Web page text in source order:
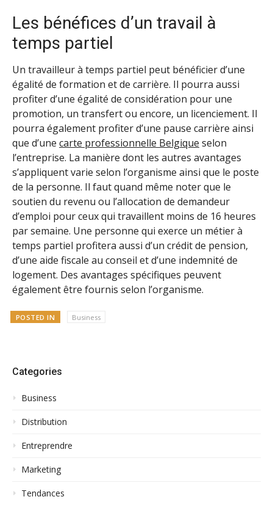
Les bénéfices d’un travail à
temps partiel
Un travailleur à temps partiel peut bénéficier d’une
égalité de formation et de carrière. Il pourra aussi
profiter d’une égalité de considération pour une
promotion, un transfert ou encore, un licenciement. Il
pourra également profiter d’une pause carrière ainsi
que d’une carte professionnelle Belgique selon
l’entreprise. La manière dont les autres avantages
s’appliquent varie selon l’organisme ainsi que le poste
de la personne. Il faut quand même noter que le
soutien du revenu ou l’allocation de demandeur
d’emploi pour ceux qui travaillent moins de 16 heures
par semaine. Une personne qui exerce un métier à
temps partiel profitera aussi d’un crédit de pension,
d’une aide fiscale au conseil et d’une indemnité de
logement. Des avantages spécifiques peuvent
également être fournis selon l’organisme.
POSTED IN Business
Categories
Business
Distribution
Entreprendre
Marketing
Tendances